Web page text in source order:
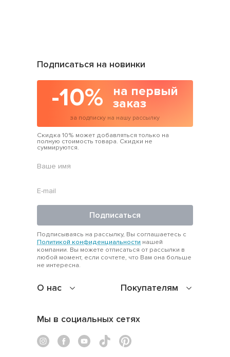
О нас Покупателям
Подписаться на новинки
-10%
на первый
заказ
за подписку на нашу рассылку
Скидка 10% может добавляться только на
полную стоимость товара. Скидки не
суммируются.
Подписаться
Подписываясь на рассылку, Вы соглашаетесь с
Политикой конфиденциальности нашей
компании. Вы можете отписаться от рассылки в
любой момент, если сочтете, что Вам она больше
не интересна.
Мы в социальных сетях